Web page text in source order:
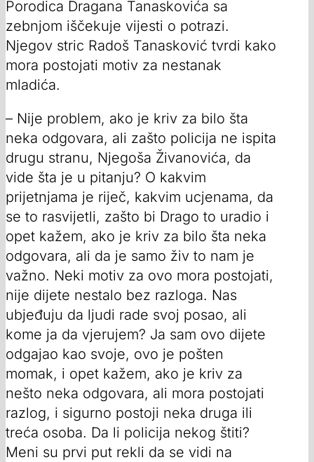
Porodica Dragana Tanaskovića sa
zebnjom iščekuje vijesti o potrazi.
Njegov stric Radoš Tanasković tvrdi kako
mora postojati motiv za nestanak
mladića.
– Nije problem, ako je kriv za bilo šta
neka odgovara, ali zašto policija ne ispita
drugu stranu, Njegoša Živanovića, da
vide šta je u pitanju? O kakvim
prijetnjama je riječ, kakvim ucjenama, da
se to rasvijetli, zašto bi Drago to uradio i
opet kažem, ako je kriv za bilo šta neka
odgovara, ali da je samo živ to nam je
važno. Neki motiv za ovo mora postojati,
nije dijete nestalo bez razloga. Nas
ubjeđuju da ljudi rade svoj posao, ali
kome ja da vjerujem? Ja sam ovo dijete
odgajao kao svoje, ovo je pošten
momak, i opet kažem, ako je kriv za
nešto neka odgovara, ali mora postojati
razlog, i sigurno postoji neka druga ili
treća osoba. Da li policija nekog štiti?
Meni su prvi put rekli da se vidi na